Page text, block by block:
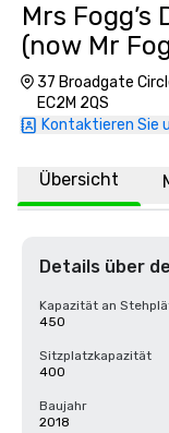
Mrs
(now Mr
37 Broadgate
EC2M 2QS
Kontaktieren Sie
Übersicht
Details über
Kapazität an
450
Sitzplatzkapazität
400
Baujahr
2018